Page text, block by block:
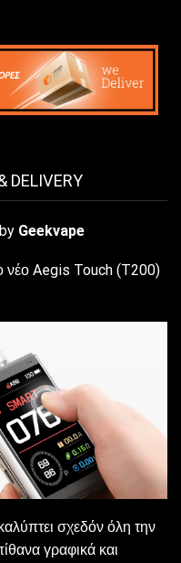
DELIVERY
by Geekvape
νέο Aegis Touch (T200)
σχεδόν όλη την
γραφικά και